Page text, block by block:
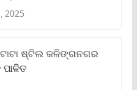
2025
ଟାଟା ଷ୍ଟିଲ କଳିଙ୍ଗନଗର
ପାଳିତ